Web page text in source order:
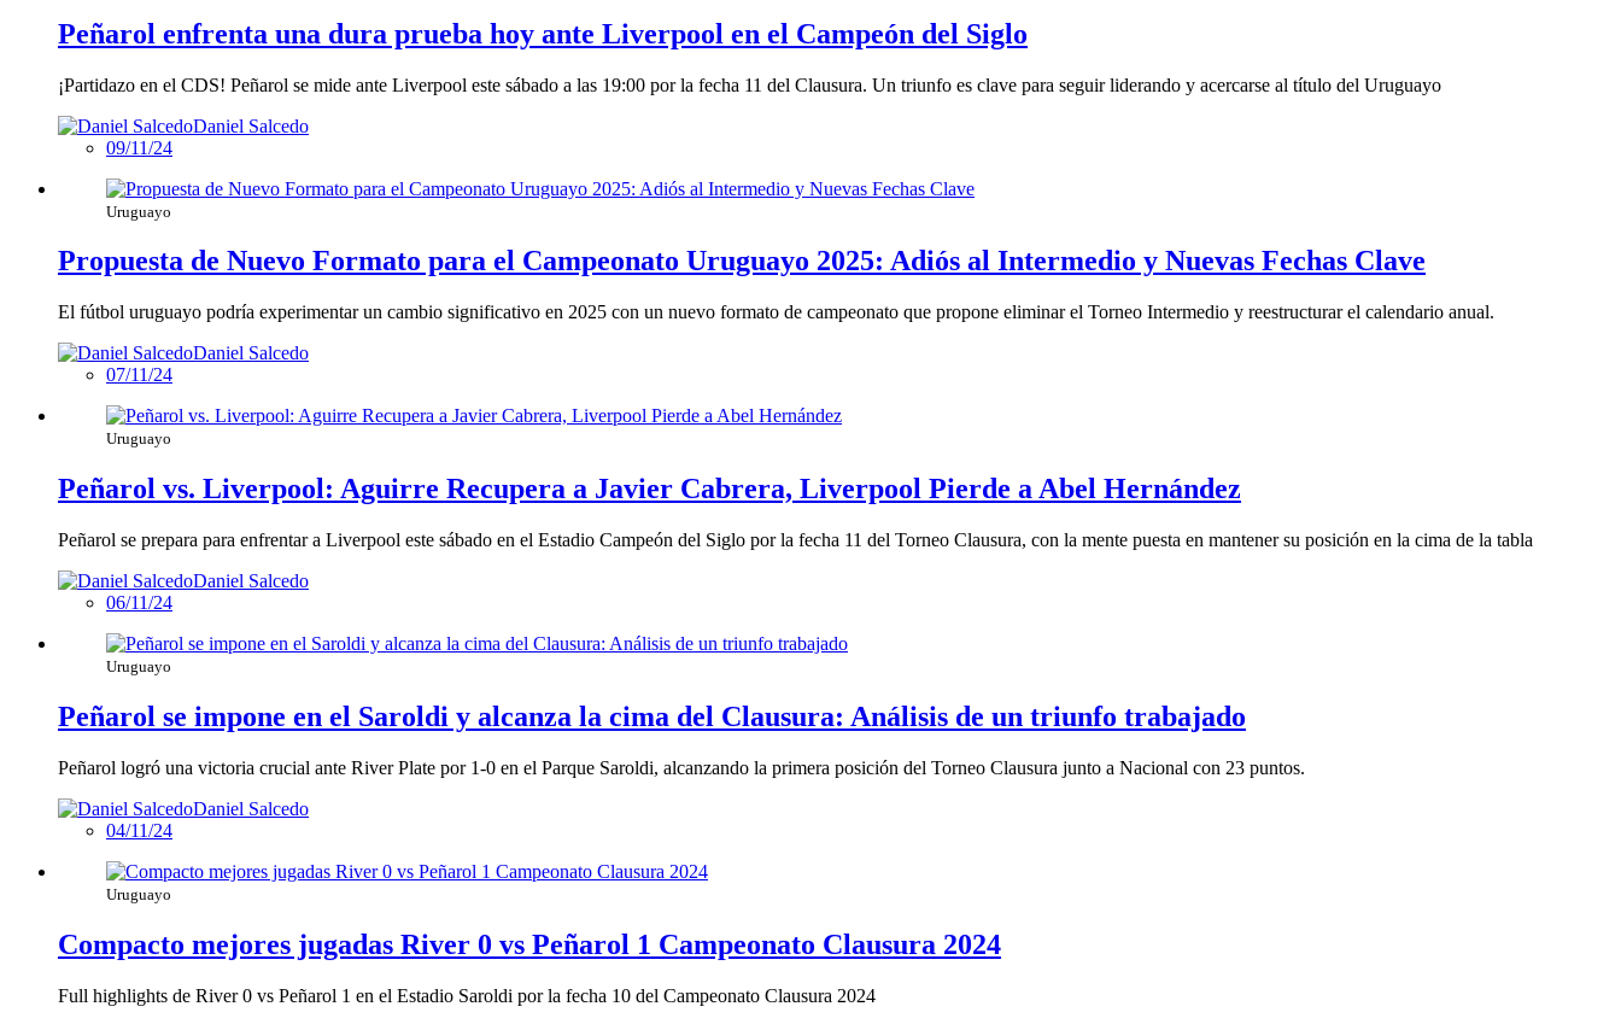
Peñarol enfrenta una dura prueba hoy ante Liverpool en el Campeón del Siglo
¡Partidazo en el CDS! Peñarol se mide ante Liverpool este sábado a las 19:00 por la fecha 11 del Clausura. Un triunfo es clave para seguir liderando y acercarse al título del Uruguayo
Daniel Salcedo
09/11/24
Uruguayo
Propuesta de Nuevo Formato para el Campeonato Uruguayo 2025: Adiós al Intermedio y Nuevas Fechas Clave
El fútbol uruguayo podría experimentar un cambio significativo en 2025 con un nuevo formato de campeonato que propone eliminar el Torneo Intermedio y reestructurar el calendario anual.
Daniel Salcedo
07/11/24
Uruguayo
Peñarol vs. Liverpool: Aguirre Recupera a Javier Cabrera, Liverpool Pierde a Abel Hernández
Peñarol se prepara para enfrentar a Liverpool este sábado en el Estadio Campeón del Siglo por la fecha 11 del Torneo Clausura, con la mente puesta en mantener su posición en la cima de la tabla
Daniel Salcedo
06/11/24
Uruguayo
Peñarol se impone en el Saroldi y alcanza la cima del Clausura: Análisis de un triunfo trabajado
Peñarol logró una victoria crucial ante River Plate por 1-0 en el Parque Saroldi, alcanzando la primera posición del Torneo Clausura junto a Nacional con 23 puntos.
Daniel Salcedo
04/11/24
Uruguayo
Compacto mejores jugadas River 0 vs Peñarol 1 Campeonato Clausura 2024
Full highlights de River 0 vs Peñarol 1 en el Estadio Saroldi por la fecha 10 del Campeonato Clausura 2024